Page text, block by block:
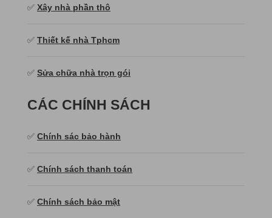
✅ Xây nhà phần thô
✅ Thiết kế nhà Tphcm
✅ Sửa chữa nhà trọn gói
CÁC CHÍNH SÁCH
✅ Chính sác bảo hành
✅ Chính sách thanh toán
✅ Chính sách bảo mật